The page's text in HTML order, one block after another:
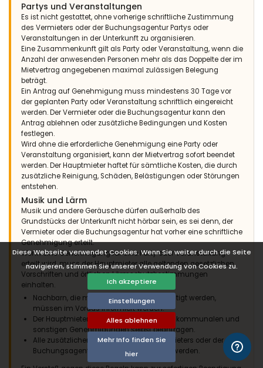
Diese Webseite verwendet Cookies. Wenn Sie weiter durch die Seite
navigieren, stimmen Sie unserer Verwendung von Cookies zu.
Ich akzeptiere
Einstellungen
Alles ablehnen
Mehr Info finden Sie
hier
Partys und Veranstaltungen
Es ist nicht gestattet, ohne vorherige schriftliche Zustimmung
des Vermieters oder der Buchungsagentur Partys oder
Veranstaltungen in der Unterkunft zu organisieren.
Eine Zusammenkunft gilt als Party oder Veranstaltung, wenn die
Anzahl der anwesenden Personen mehr als das Doppelte der im
Mietvertrag angegebenen maximal zulässigen Belegung
beträgt.
Ein Antrag auf Genehmigung muss mindestens 30 Tage vor
der geplanten Party oder Veranstaltung schriftlich eingereicht
werden. Der Vermieter oder die Buchungsagentur kann den
Antrag ablehnen oder zusätzliche Bedingungen und Kosten
festlegen.
Wird ohne die erforderliche Genehmigung eine Party oder
Veranstaltung organisiert, kann der Mietvertrag sofort beendet
werden. Der Hauptmieter haftet für sämtliche Kosten, die durch
zusätzliche Reinigung, Schäden, Belästigungen oder Störungen
entstehen.
Musik und Lärm
Musik und andere Geräusche dürfen außerhalb des
Grundstücks der Unterkunft nicht hörbar sein, es sei denn, der
Vermieter oder die Buchungsagentur hat vorher eine schriftliche
Genehmigung erteilt.
Wenn eine Genehmigung für eine Party oder Veranstaltung
erteilt wird, muss der Hauptmieter alle geltenden gesetzlichen
Vorschriften und örtlichen Lärmschutzbestimmungen
einhalten.
Nachbarn, die möglicherweise beeinträchtigt werden,
müssen im Voraus informiert werden.
Der Hauptmieter muss alle erforderlichen kommunalen und
sonstigen Genehmigungen selbst beantragen.
Alle zusätzlichen Bedingungen des Vermieters oder der
Buchungsagentur müssen eingehalten werden.